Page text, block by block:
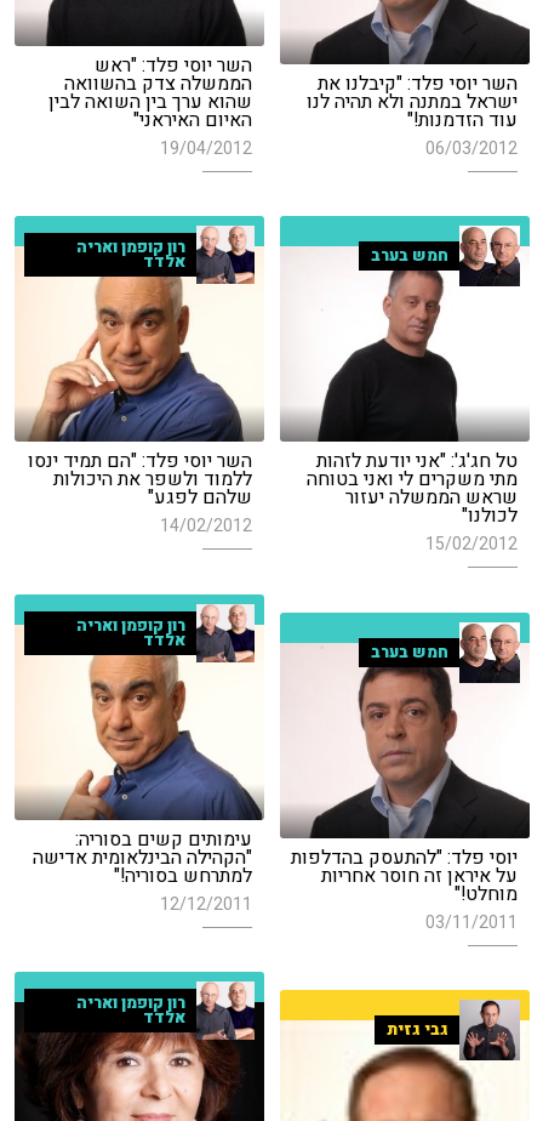
השר יוסי פלד: "ראש
הממשלה צדק בהשוואה
שהוא ערך בין השואה לבין
האיום האיראני"
19/04/2012
השר יוסי פלד: "קיבלנו את
ישראל במתנה ולא תהיה לנו
עוד הזדמנות!"
06/03/2012
חמש בערב
טל חג'ג': "אני יודעת לזהות
מתי משקרים לי ואני בטוחה
שראש הממשלה יעזור
לכולנו"
15/02/2012
רון קופמן ואריה
אלדד
השר יוסי פלד: "הם תמיד ינסו
ללמוד ולשפר את היכולות
שלהם לפגע"
14/02/2012
רון קופמן ואריה
אלדד
עימותים קשים בסוריה:
"הקהילה הבינלאומית אדישה
למתרחש בסוריה!"
12/12/2011
חמש בערב
יוסי פלד: "להתעסק בהדלפות
על איראן זה חוסר אחריות
מוחלט!"
03/11/2011
רון קופמן ואריה
אלדד גבי גזית